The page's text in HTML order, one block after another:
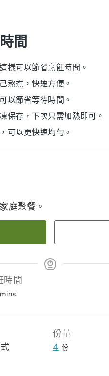
間
樣可以節省烹飪時間。
熬煮，快速方便。
以節省等待時間。
保存，下次只需加熱即可。
，可以更快速均勻。
庭聚餐。
時間
mins
份量
4 份